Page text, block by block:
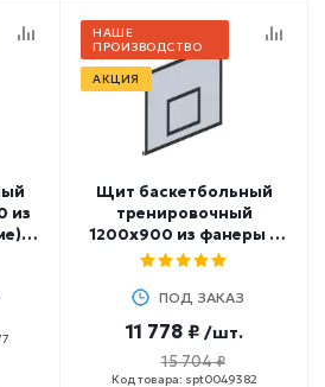
из
НАШЕ
ПРОИЗВОДСТВО
АКЦИЯ
Щит баскетбольный
тренировочный
1200х900 из фанеры 9
мм (на раме) СТ-60
ПОД ЗАКАЗ
11 778 ₽ /шт.
15 704 ₽
Код товара: spt0049382